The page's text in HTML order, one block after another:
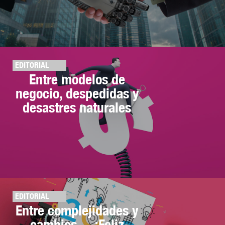
EDITORIAL
Entre modelos de
negocio, despedidas y
desastres naturales
EDITORIAL
Entre complejidades y